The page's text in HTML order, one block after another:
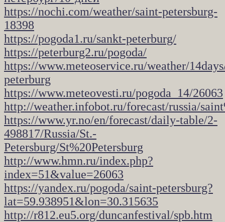
https://nochi.com/weather/saint-petersburg-
18398
https://pogoda1.ru/sankt-peterburg/
https://peterburg2.ru/pogoda/
https://www.meteoservice.ru/weather/
peterburg
https://www.meteovesti.ru/pogoda_14/26063
http://weather.infobot.ru/forecast/russia/
https://www.yr.no/en/forecast/daily-table/2-
498817/Russia/St.-
Petersburg/St%20Petersburg
http://www.hmn.ru/index.php?
index=51&value=26063
https://yandex.ru/pogoda/saint-petersburg?
lat=59.938951&lon=30.315635
http://r812.eu5.org/duncanfestival/spb.htm